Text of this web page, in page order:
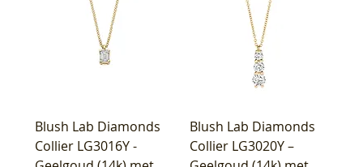
Blush Lab Diamonds
Collier LG3016Y -
Blush Lab Diamonds
Collier LG3020Y –